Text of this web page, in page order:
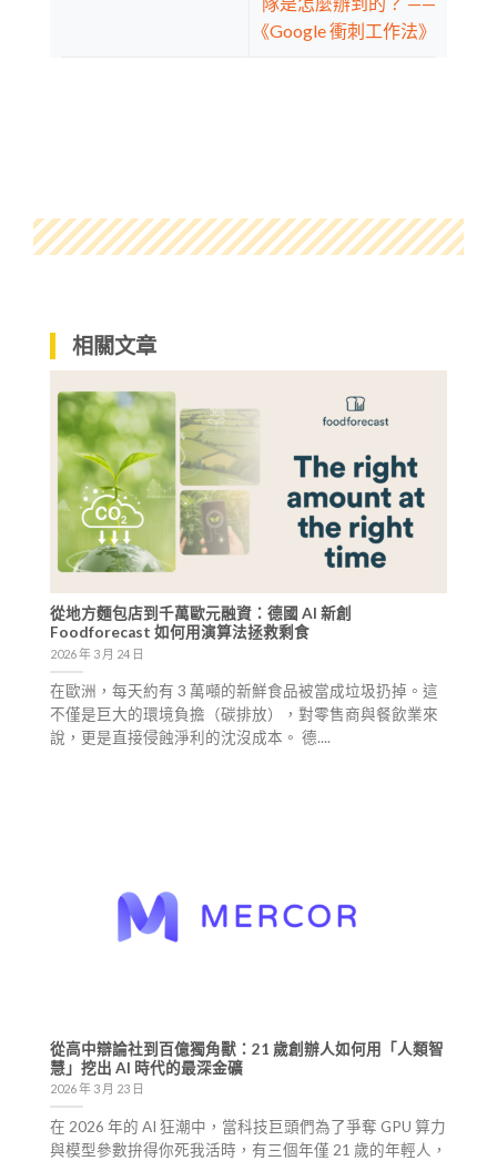
《Google 衝刺工作法》
相關文章
從地方麵包店到千萬歐元融資：德國 AI 新創
Foodforecast 如何用演算法拯救剩食
2026 年 3 月 24 日
在歐洲，每天約有 3 萬噸的新鮮食品被當成垃圾扔掉。這
不僅是巨大的環境負擔（碳排放），對零售商與餐飲業來
說，更是直接侵蝕淨利的沈沒成本。 德....
從高中辯論社到百億獨角獸：21 歲創辦人如何用「人類智
慧」挖出 AI 時代的最深金礦
2026 年 3 月 23 日
在 2026 年的 AI 狂潮中，當科技巨頭們為了爭奪 GPU 算力
與模型參數拚得你死我活時，有三個年僅 21 歲的年輕人，